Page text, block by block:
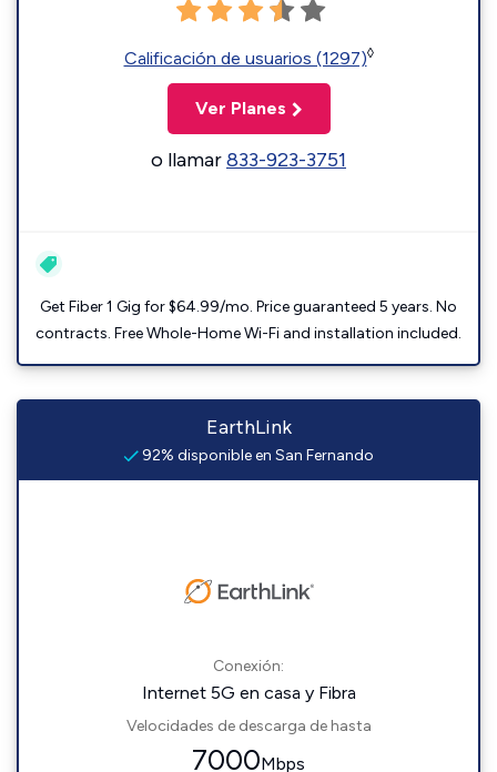
Calificación de usuarios (1297)◊
Ver Planes
o llamar833-923-3751
Get Fiber 1 Gig for $64.99/mo. Price guaranteed 5 years. No
contracts. Free Whole-Home Wi-Fi and installation included.
EarthLink
92% disponible en San Fernando
Conexión:
Internet 5G en casa y Fibra
Velocidades de descarga de hasta
7000Mbps